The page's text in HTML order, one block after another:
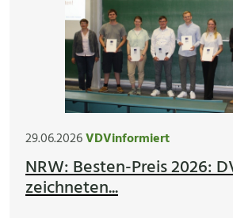
29.06.2026VDVinformiert
NRW: Besten-Preis 2026:
zeichneten...